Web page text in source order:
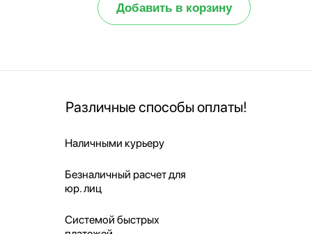
Добавить в корзину
Различные способы оплаты!
Наличными курьеру
Безналичный расчет для
юр. лиц
Системой быстрых